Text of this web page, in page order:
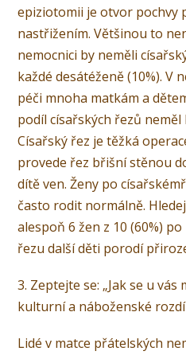
epiziotomii je otvor pochvy
nastřižením. Většinou to
nemocnici by neměli
každé desátéženě (10%). V
péči mnoha matkám a
podíl císařských řezů neměl
Císařský řez je těžká
provede řez břišní stěnou
dítě ven. Ženy po
často rodit normálně.
alespoň 6 žen z 10 (60%)
řezu další děti porodí
3. Zeptejte se: „Jak se u
kulturní a náboženské
Lidé v matce přátelských